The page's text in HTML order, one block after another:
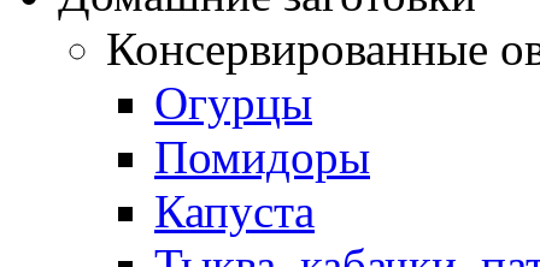
Консервированные
Огурцы
Помидоры
Капуста